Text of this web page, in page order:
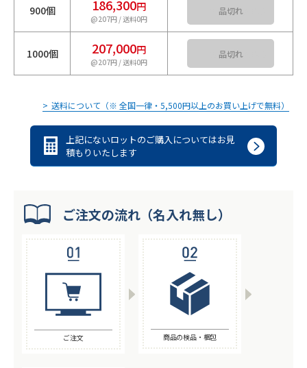
900個 186,300円
@207円 / 送料0円
カートに入れる
1000個 207,000円
@207円 / 送料0円
カートに入れる
送料について（※ 全国一律・5,500円以上のお買い上げで無料）
上記にないロットのご購入についてはお見
積もりいたします
ご注文の流れ（名入れ無し）
ご注文 商品の検品・梱包